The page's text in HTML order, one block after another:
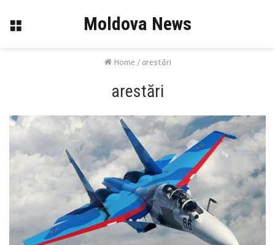
Menu Moldova News
Home / arestări
arestări